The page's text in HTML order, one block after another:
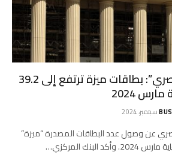
“البنك المركزي المصري”: بطاقات ميزة ترتفع إلى 39.2
2024
عن وصول عدد البطاقات المصدرة “ميزة”